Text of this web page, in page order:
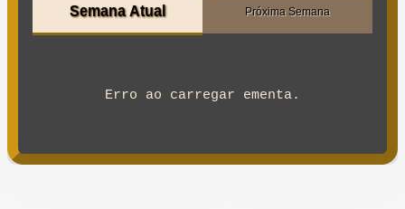
Semana Atual Próxima Semana
Erro ao carregar ementa.